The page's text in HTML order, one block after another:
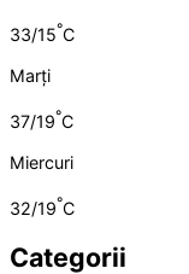
33/15°C
Marți
37/19°C
Miercuri
32/19°C
Categorii